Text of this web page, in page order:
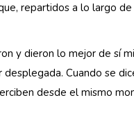
repartidos a lo largo
y dieron lo mejor de sí
Cuando se
desde el mismo